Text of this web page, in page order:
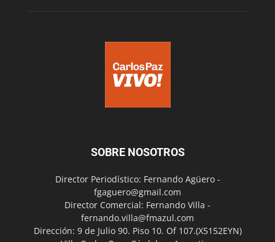
SOBRE NOSOTROS
Director Periodístico: Fernando Agüero -
fgaguero@gmail.com
Director Comercial: Fernando Villa -
fernando.villa@fmazul.com
Dirección: 9 de Julio 90. Piso 10. Of 107.(X5152EYN)